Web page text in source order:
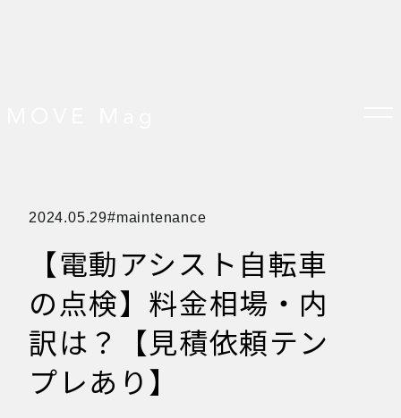
おすすめ
オプション品
お客様の声
グッズ＆オプション
クロスバイクの特徴
サイクリング ベネフィット
サイクリングする場所
サイクリング初心者
2024.05.29 maintenance
【電動アシスト自転車
の点検】料金相場・内
訳は？【見積依頼テン
プレあり】